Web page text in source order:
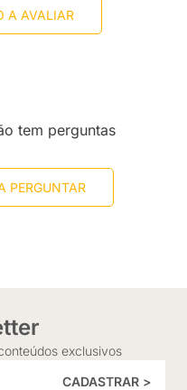
A AVALIAR
tem perguntas
PERGUNTAR
exclusivos
CADASTRAR >